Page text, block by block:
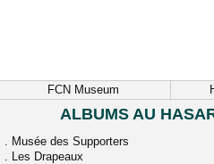
FCN Museum
ALBUMS AU
. Musée des Supporters
. Les Drapeaux